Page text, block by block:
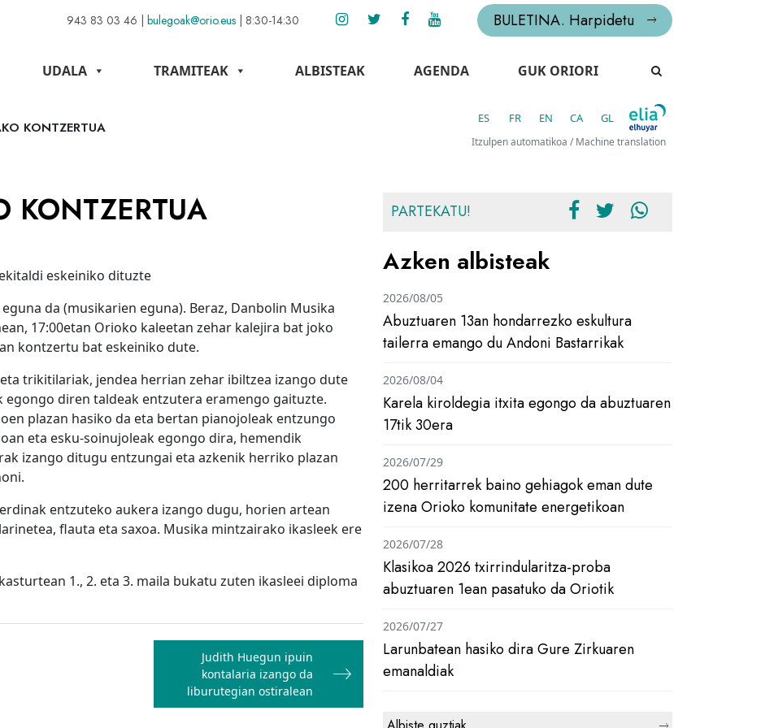
943 83 03 46 | bulegoak@orio.eus | 8:30-14:30 BULETINA. Harpidetu
UDALA TRAMITEAK ALBISTEAK AGENDA GUK ORIORI
KONTZERTUA
ES FR EN CA GL
Itzulpen automatikoa / Machine translation
KONTZERTUA
eskeiniko dituzte
da (musikarien eguna). Beraz, Danbolin Musika
17:00etan Orioko kaleetan zehar kalejira bat joko
kontzertu bat eskeiniko dute.
trikitilariak, jendea herrian zehar ibiltzea izango dute
diren taldeak entzutera eramengo gaituzte.
plazan hasiko da eta bertan pianojoleak entzungo
eta esku-soinujoleak egongo dira, hemendik
izango ditugu entzungai eta azkenik herriko plazan
entzuteko aukera izango dugu, horien artean
flauta eta saxoa. Musika mintzairako ikasleek ere
1., 2. eta 3. maila bukatu zuten ikasleei diploma
Judith Huegun ipuin
kontalaria izango da
liburutegian ostiralean
PARTEKATU!
Azken albisteak
Abuztuaren 13an hondarrezko eskultura
tailerra emango du Andoni Bastarrikak
2026/08/05
Karela kiroldegia itxita egongo da abuztuaren
17tik 30era
2026/08/04
200 herritarrek baino gehiagok eman dute
izena Orioko komunitate energetikoan
2026/07/29
Klasikoa 2026 txirrindularitza-proba
abuztuaren 1ean pasatuko da Oriotik
2026/07/28
Larunbatean hasiko dira Gure Zirkuaren
emanaldiak
2026/07/27